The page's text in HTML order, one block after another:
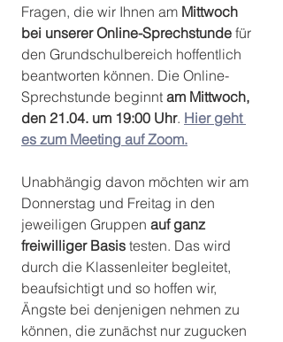
Fragen, die wir Ihnen am Mittwoch
bei unserer Online-Sprechstunde für
den Grundschulbereich hoffentlich
beantworten können. Die Online-
Sprechstunde beginnt am Mittwoch,
den 21.04. um 19:00 Uhr. Hier geht
es zum Meeting auf Zoom.
Unabhängig davon möchten wir am
Donnerstag und Freitag in den
jeweiligen Gruppen auf ganz
freiwilliger Basis testen. Das wird
durch die Klassenleiter begleitet,
beaufsichtigt und so hoffen wir,
Ängste bei denjenigen nehmen zu
können, die zunächst nur zugucken